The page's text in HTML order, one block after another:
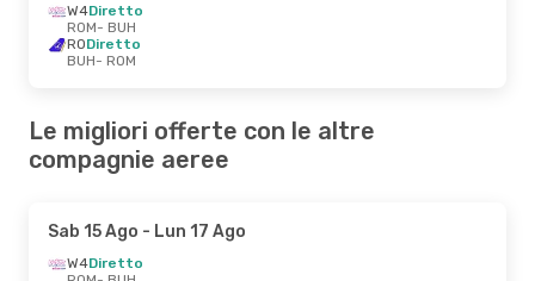
W4Diretto
ROM- BUH
RODiretto
BUH- ROM
Le migliori offerte con le altre
compagnie aeree
Sab 15 Ago - Lun 17 Ago
W4Diretto